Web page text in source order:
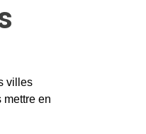
villes
en